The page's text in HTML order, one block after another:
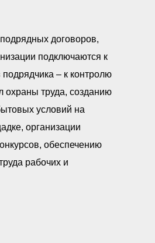
договоров,
подключаются к
– к контролю
охраны труда, созданию
условий на
организации
обеспечению
рабочих и